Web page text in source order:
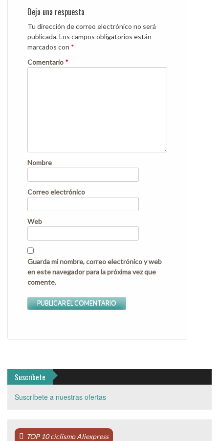
Deja una respuesta
Tu dirección de correo electrónico no será
publicada.Los campos obligatorios están
marcados con *
Comentario *
Nombre
Correo electrónico
Web
Guarda mi nombre, correo electrónico y web
en este navegador para la próxima vez que
comente.
Suscríbete
Suscríbete a nuestras ofertas
TOP 10 ciclismo Aliexpress